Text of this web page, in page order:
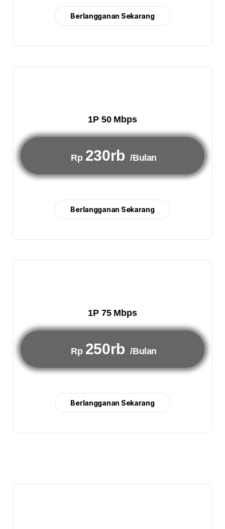
Berlangganan Sekarang
1P 50 Mbps
Rp 230rb /Bulan
Berlangganan Sekarang
1P 75 Mbps
Rp 250rb /Bulan
Berlangganan Sekarang